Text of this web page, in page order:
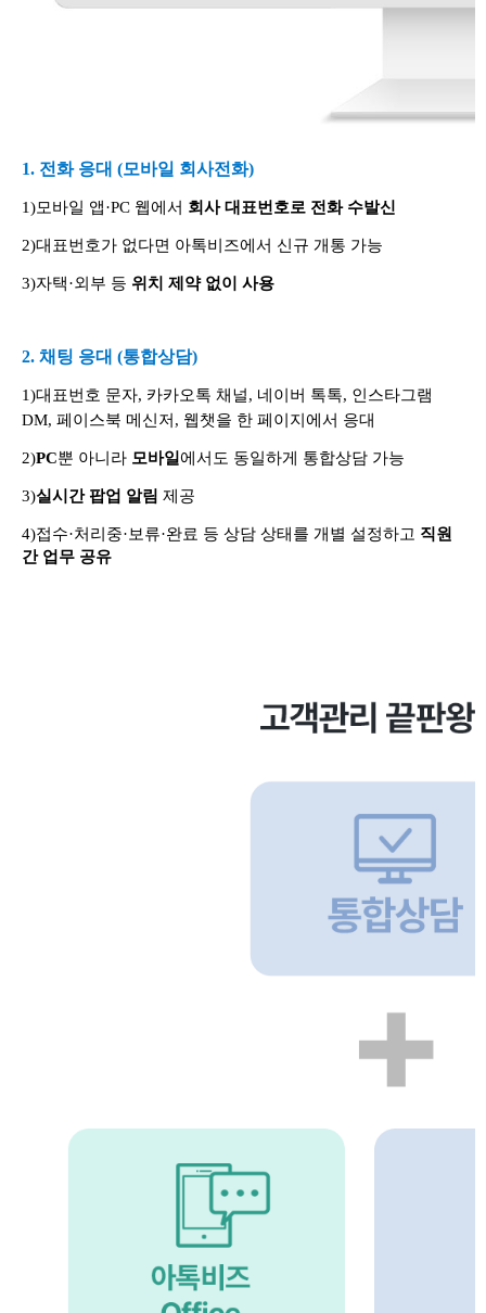
1. 전화 응대 (모바일 회사전화)
1)모바일 앱·PC 웹에서 회사 대표번호로 전화 수발신
2)대표번호가 없다면 아톡비즈에서 신규 개통 가능
3)자택·외부 등 위치 제약 없이 사용
2. 채팅 응대 (통합상담)
1)대표번호 문자, 카카오톡 채널, 네이버 톡톡, 인스타그램
DM, 페이스북 메신저, 웹챗을 한 페이지에서 응대
2)PC뿐 아니라 모바일에서도 동일하게 통합상담 가능
3)실시간 팝업 알림 제공
4)접수·처리중·보류·완료 등 상담 상태를 개별 설정하고 직원
간 업무 공유